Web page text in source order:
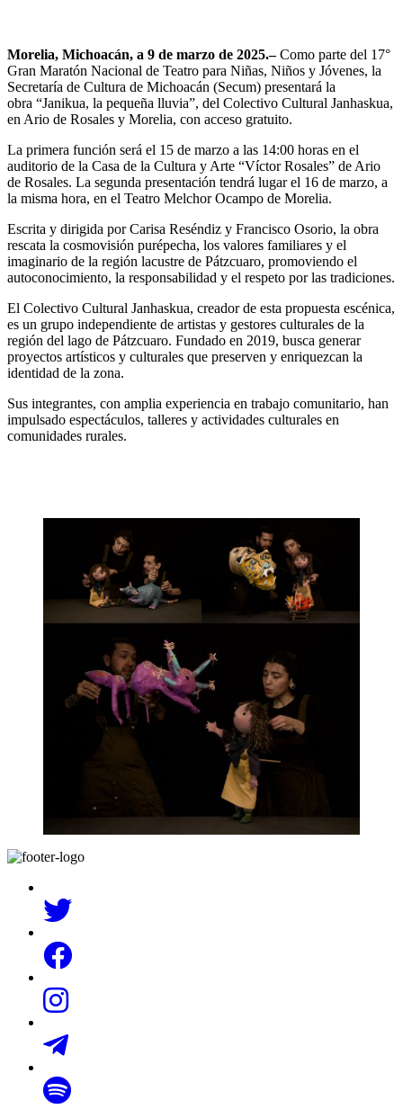
Morelia, Michoacán, a 9 de marzo de 2025.–Como parte del 17°
Gran Maratón Nacional de Teatro para Niñas, Niños y Jóvenes, la
Secretaría de Cultura de Michoacán (Secum) presentará la
obra “Janikua, la pequeña lluvia”, del Colectivo Cultural Janhaskua,
en Ario de Rosales y Morelia, con acceso gratuito.
La primera función será el 15 de marzo a las 14:00 horas en el
auditorio de la Casa de la Cultura y Arte “Víctor Rosales” de Ario
de Rosales. La segunda presentación tendrá lugar el 16 de marzo, a
la misma hora, en el Teatro Melchor Ocampo de Morelia.
Escrita y dirigida por Carisa Reséndiz y Francisco Osorio, la obra
rescata la cosmovisión purépecha, los valores familiares y el
imaginario de la región lacustre de Pátzcuaro, promoviendo el
autoconocimiento, la responsabilidad y el respeto por las tradiciones.
El Colectivo Cultural Janhaskua, creador de esta propuesta escénica,
es un grupo independiente de artistas y gestores culturales de la
región del lago de Pátzcuaro. Fundado en 2019, busca generar
proyectos artísticos y culturales que preserven y enriquezcan la
identidad de la zona.
Sus integrantes, con amplia experiencia en trabajo comunitario, han
impulsado espectáculos, talleres y actividades culturales en
comunidades rurales.